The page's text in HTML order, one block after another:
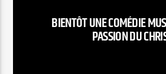
BIENTÔT UNE COMÉDIE
PASSION DU